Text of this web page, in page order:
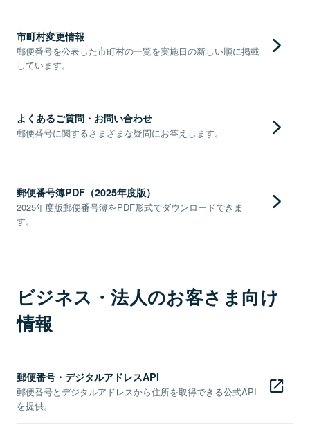
市町村変更情報
郵便番号を公表した市町村の一覧を実施日の新しい順に掲載
しています。
よくあるご質問・お問い合わせ
郵便番号に関するさまざまな疑問にお答えします。
郵便番号簿PDF（2025年度版）
2025年度版郵便番号簿をPDF形式でダウンロードできま
す。
ビジネス・法人のお客さま向け
情報
郵便番号・デジタルアドレスAPI
郵便番号とデジタルアドレスから住所を取得できる公式API
を提供。